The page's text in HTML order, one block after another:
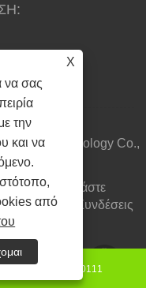
Technology Co.,
Νέα Κατεβάστε
μαζί μας
Συνδέσεις
Policy
8615130850111
X
να σας
την
και να
από